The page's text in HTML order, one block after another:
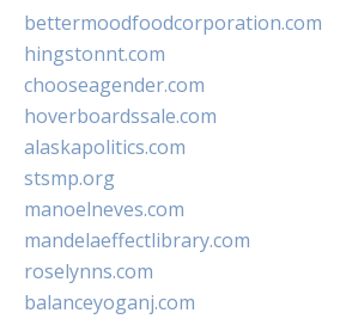
bettermoodfoodcorporation.com
hingstonnt.com
chooseagender.com
hoverboardssale.com
alaskapolitics.com
stsmp.org
manoelneves.com
mandelaeffectlibrary.com
roselynns.com
balanceyoganj.com